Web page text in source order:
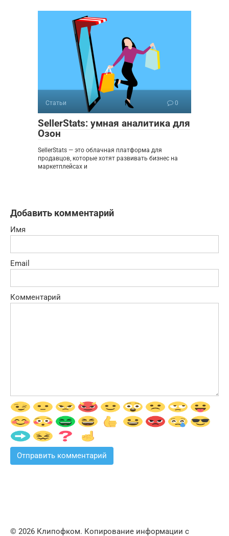
Статьи 0
SellerStats: умная аналитика для
Озон
SellerStats — это облачная платформа для
продавцов, которые хотят развивать бизнес на
маркетплейсах и
Добавить комментарий
Имя
Email
Комментарий
© 2026 Клипофком. Копирование информации с